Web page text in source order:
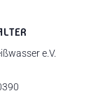
e.V.